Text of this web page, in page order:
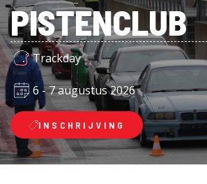
PISTENCLUB
Trackday
6 - 7 augustus 2026
INSCHRIJVING